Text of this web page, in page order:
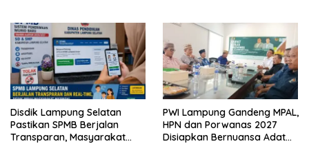
Disdik Lampung Selatan
Pastikan SPMB Berjalan
Transparan, Masyarakat
PWI Lampung Gandeng MPAL,
HPN dan Porwanas 2027
Disiapkan Bernuansa Adat